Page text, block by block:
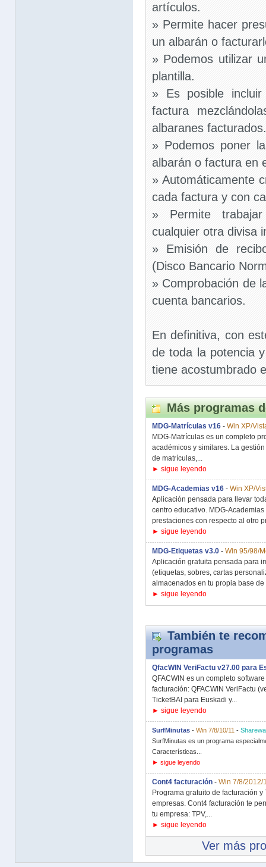
artículos.
» Permite hacer
un albarán o
» Podemos utilizar
plantilla.
» Es posible
factura
albaranes facturados.
» Podemos poner
albarán o factura en
» Automáticamente
cada factura y con
» Permite
cualquier otra divisa
» Emisión de
(Disco Bancario
» Comprobación de
cuenta bancarios.
En definitiva, con
de toda la potencia
tiene acostumbrado
Más programas
MDG-Matrículas v16 - Win XP/
MDG-Matrículas es un completo
académicos y similares. La
de matrículas,...
► sigue leyendo
MDG-Academias v16 - Win XP/
Aplicación pensada para llevar
centro educativo. MDG-
prestaciones con respecto al otro
► sigue leyendo
MDG-Etiquetas v3.0 - Win 95/98/
Aplicación gratuita pensada para
(etiquetas, sobres, cartas
almacenados en tu propia base de
► sigue leyendo
También te
programas
QfacWIN VeriFactu v27.00 para
QFACWIN es un completo
facturación: QFACWIN VeriFactu
TicketBAI para Euskadi y...
► sigue leyendo
SurfMinutas - Win 7/8/10/11 -
SurfMinutas es un programa
Características...
► sigue leyendo
Cont4 facturación - Win 7/8/2012/
Programa gratuito de facturación
empresas. Cont4 facturación te
tu empresa: TPV,...
► sigue leyendo
Ver más